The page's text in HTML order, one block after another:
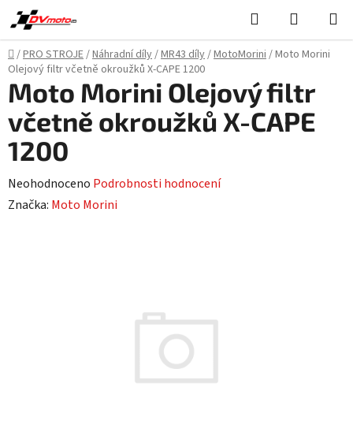
Přejít
na
obsah
Hledat
KOŠÍK
Domů
/PRO STROJE/Náhradní díly/MR43 díly/MotoMorini/Moto Morini
Olejový filtr včetně okroužků X-CAPE 1200
Moto Morini Olejový filtr
včetně okroužků X-CAPE
1200
Průměrné
hodnocení
Neohodnoceno Podrobnosti hodnocení
Značka: Moto Morini